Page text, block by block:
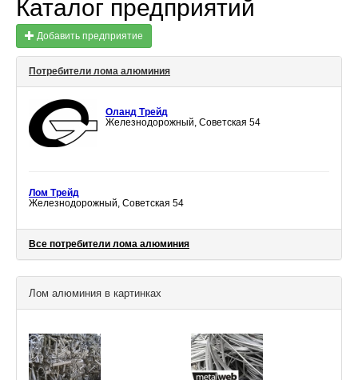
Каталог предприятий
Добавить предприятие
Потребители лома алюминия
Оланд Трейд
Железнодорожный, Советская 54
Лом Трейд
Железнодорожный, Советская 54
Все потребители лома алюминия
Лом алюминия в картинках